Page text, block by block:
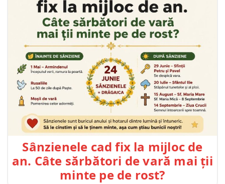
Sânzienele cad fix la mijloc de
an. Câte sărbători de vară mai ții
minte pe de rost?